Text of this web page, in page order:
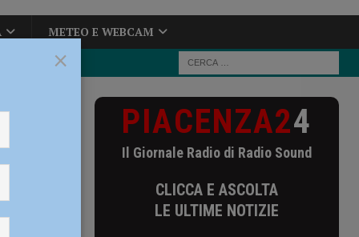
METEO E WEBCAM
presunti
PIACENZA24
Il Giornale Radio di Radio Sound
CLICCA E ASCOLTA
LE ULTIME NOTIZIE
×